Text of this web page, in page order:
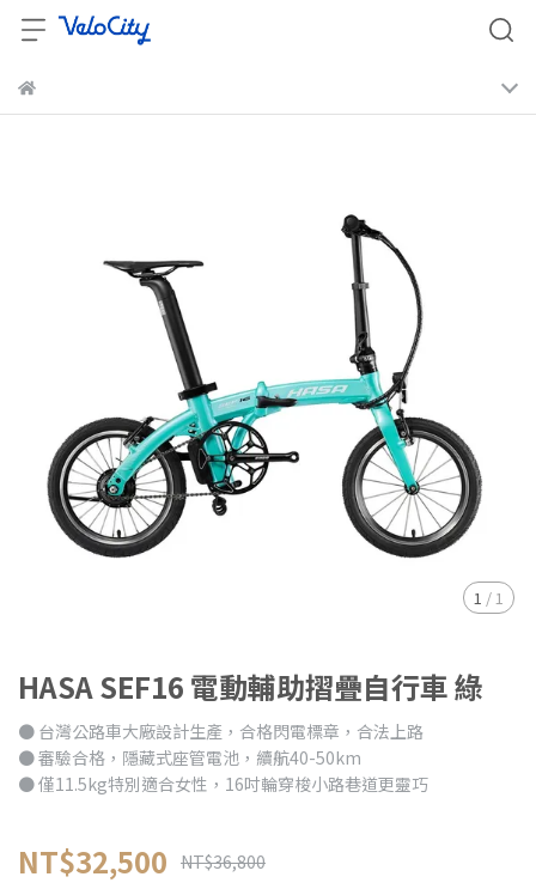
1 / 1
HASA SEF16 電動輔助摺疊自行車 綠
● 台灣公路車大廠設計生產，合格閃電標章，合法上路
● 審驗合格，隱藏式座管電池，續航40-50km
● 僅11.5kg特別適合女性，16吋輪穿梭小路巷道更靈巧
NT$32,500 NT$36,800